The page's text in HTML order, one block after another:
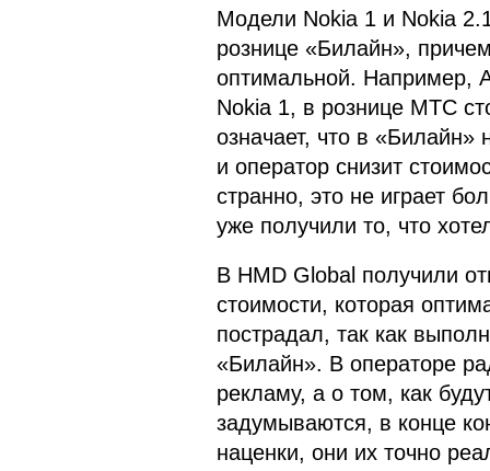
Модели Nokia 1 и Nokia
рознице «Билайн»,
оптимальной. Например,
Nokia 1, в рознице МТС
означает, что в «Билайн»
и оператор снизит
странно, это не играет
уже получили то, что
В HMD Global получили
стоимости, которая
пострадал, так как
«Билайн». В операторе
рекламу, а о том, как
задумываются, в конце
наценки, они их точно